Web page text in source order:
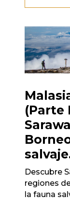
(Parte
Descubre
regiones
la fauna